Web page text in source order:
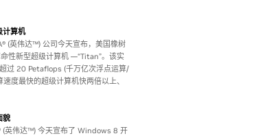
计算机
(英伟达™) 公司今天宣布，美国橡树
性新型超级计算机 —“Titan”。该实
过 20 Petaflops (千万亿次浮点运算/
度最快的超级计算机快两倍以上、
貌
英伟达™) 今天宣布了 Windows 8 开